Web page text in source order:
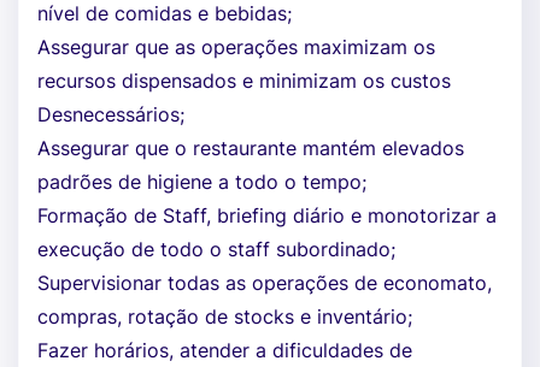
nível de comidas e bebidas;
Assegurar que as operações maximizam os
recursos dispensados e minimizam os custos
Desnecessários;
Assegurar que o restaurante mantém elevados
padrões de higiene a todo o tempo;
Formação de Staff, briefing diário e monotorizar a
execução de todo o staff subordinado;
Supervisionar todas as operações de economato,
compras, rotação de stocks e inventário;
Fazer horários, atender a dificuldades de